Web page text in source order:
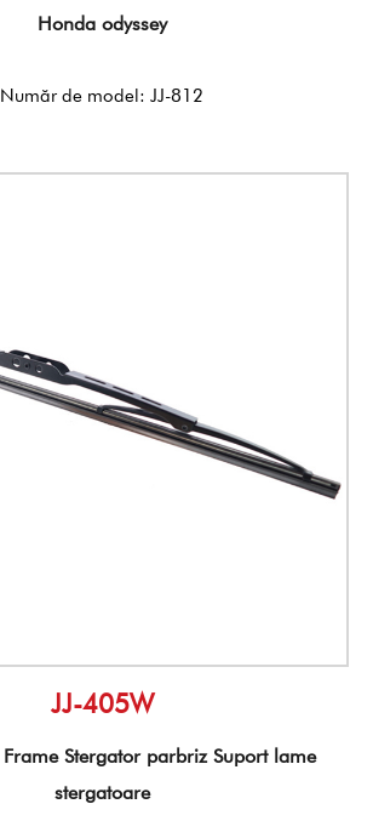
Honda odyssey
Număr de model: JJ-812
JJ-405W
Stergator parbriz Suport lame
stergatoare